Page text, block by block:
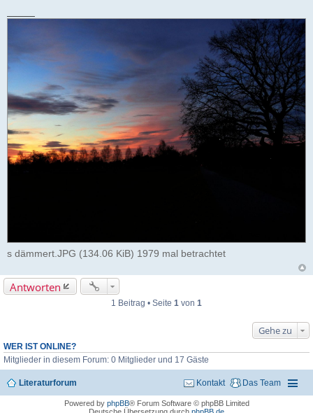
s dämmert.JPG (134.06 KiB) 1979 mal betrachtet
Antworten
1 Beitrag • Seite 1 von 1
Gehe zu
WER IST ONLINE?
Mitglieder in diesem Forum: 0 Mitglieder und 17 Gäste
Literaturforum Das Team
Kontakt
Powered by phpBB® Forum Software © phpBB Limited